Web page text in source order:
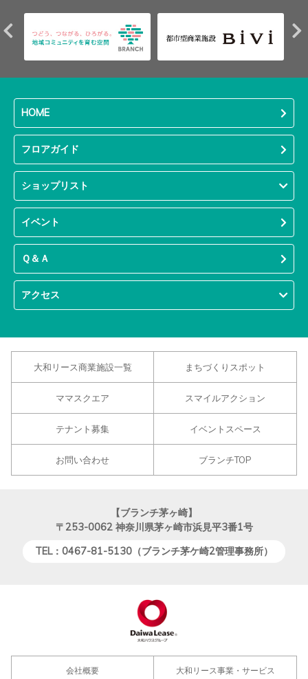
HOME
フロアガイド
ショップリスト
イベント
Ｑ＆Ａ
アクセス
大和リース商業施設一覧 まちづくりスポット
ママスクエア スマイルアクション
テナント募集 イベントスペース
お問い合わせ ブランチTOP
【ブランチ茅ヶ崎】
〒253-0062 神奈川県茅ヶ崎市浜見平3番1号
TEL：0467-81-5130（ブランチ茅ケ崎2管理事務所）
会社概要 大和リース事業・サービス